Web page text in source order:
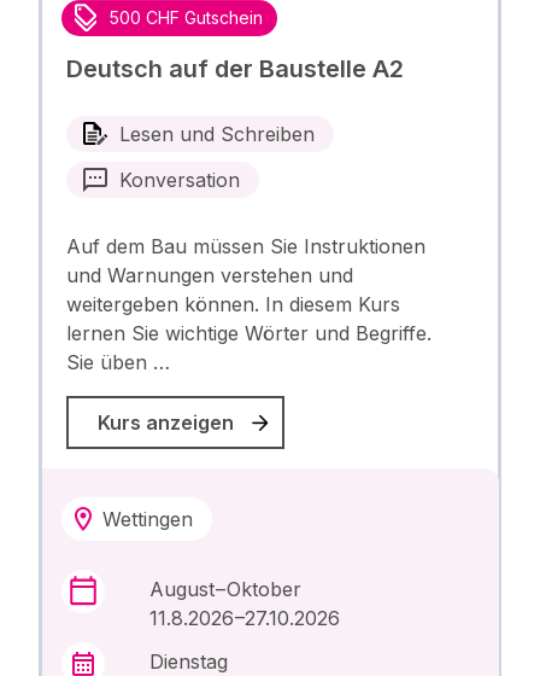
500 CHF Gutschein
Deutsch auf der Baustelle A2
Lesen und Schreiben
Konversation
Auf dem Bau müssen Sie Instruktionen
und Warnungen verstehen und
weitergeben können. In diesem Kurs
lernen Sie wichtige Wörter und Begriffe.
Sie üben …
Kurs anzeigen
Wettingen
August – Oktober
11.8.2026 –27.10.2026
Dienstag